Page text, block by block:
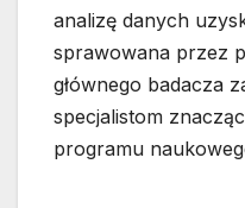
analizę danych
sprawowana przez
głównego badacza
specjalistom
programu